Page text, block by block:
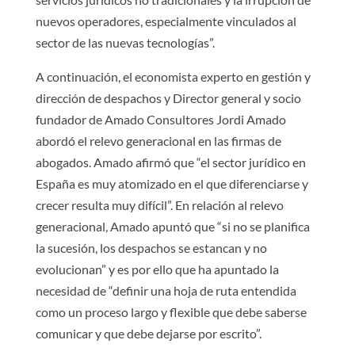
nuevos operadores, especialmente vinculados al
sector de las nuevas tecnologías”.
A continuación, el economista experto en gestión y
dirección de despachos y Director general y socio
fundador de Amado Consultores Jordi Amado
abordó el relevo generacional en las firmas de
abogados. Amado afirmó que “el sector jurídico en
España es muy atomizado en el que diferenciarse y
crecer resulta muy difícil”. En relación al relevo
generacional, Amado apuntó que “si no se planifica
la sucesión, los despachos se estancan y no
evolucionan” y es por ello que ha apuntado la
necesidad de “definir una hoja de ruta entendida
como un proceso largo y flexible que debe saberse
comunicar y que debe dejarse por escrito”.